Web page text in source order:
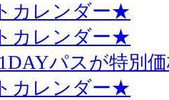
カレンダー★
カレンダー★
パスが特別
カレンダー★